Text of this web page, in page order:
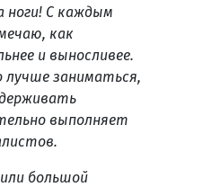
ноги! С каждым
как
и выносливее.
лучше заниматься,
выполняет
большой